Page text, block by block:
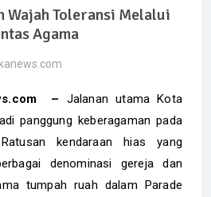
Wajah Toleransi Melalui
Agama
– Jalanan utama Kota
panggung keberagaman pada
kendaraan hias yang
denominasi gereja dan
tumpah ruah dalam Parade